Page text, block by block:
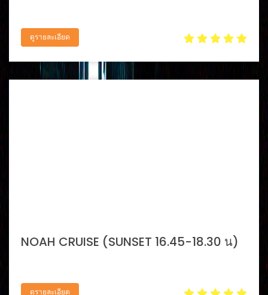
ดูรายละเอียด
NOAH CRUISE (SUNSET 16.45-18.30 น)
ดูรายละเอียด